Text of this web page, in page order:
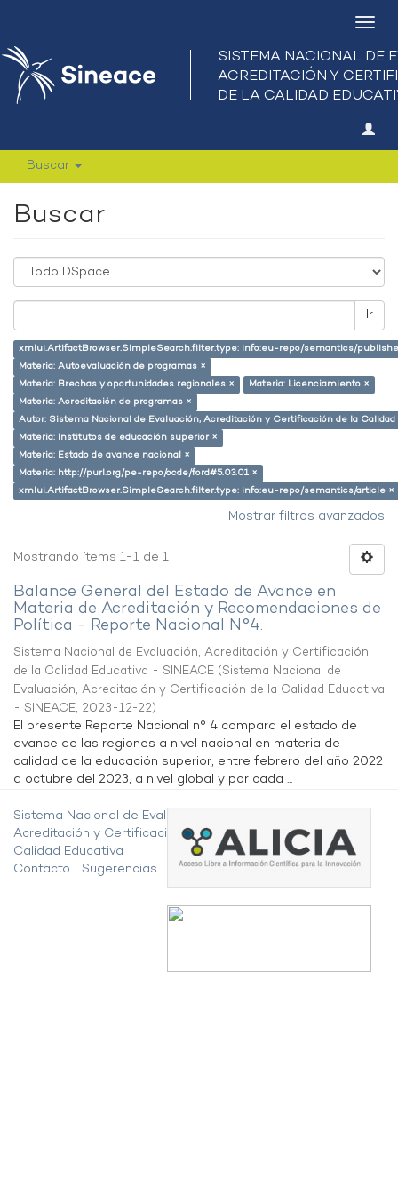
Buscar
Buscar
Ir
xmlui.ArtifactBrowser.SimpleSearch.filter.type: info:eu-repo/semantics/
Materia: Autoevaluación de programas ×
Materia: Brechas y oportunidades regionales ×
Materia: Licenciamiento ×
Materia: Acreditación de programas ×
Autor: Sistema Nacional de Evaluación, Acreditación y Certificación de la
Materia: Institutos de educación superior ×
Materia: Estado de avance nacional ×
Materia: http://purl.org/pe-repo/ocde/ford#5.03.01 ×
xmlui.ArtifactBrowser.SimpleSearch.filter.type: info:eu-repo/semantics/article ×
Mostrar filtros avanzados
Mostrando ítems 1-1 de 1
Balance General del Estado de Avance en
Materia de Acreditación y Recomendaciones de
Política - Reporte Nacional N°4.
Sistema Nacional de Evaluación, Acreditación y Certificación
de la Calidad Educativa - SINEACE (Sistema Nacional de
Evaluación, Acreditación y Certificación de la Calidad Educativa
- SINEACE, 2023-12-22)
El presente Reporte Nacional n° 4 compara el estado de
avance de las regiones a nivel nacional en materia de
calidad de la educación superior, entre febrero del año 2022
a octubre del 2023, a nivel global y por cada ...
Sistema Nacional de Evaluación,
Acreditación y Certificación de la
Calidad Educativa
Contacto
Sugerencias